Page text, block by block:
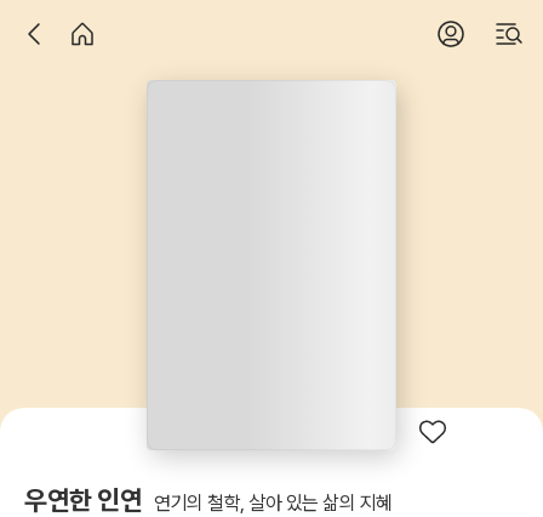
우연한 인연 연기의 철학, 살아 있는 삶의 지혜